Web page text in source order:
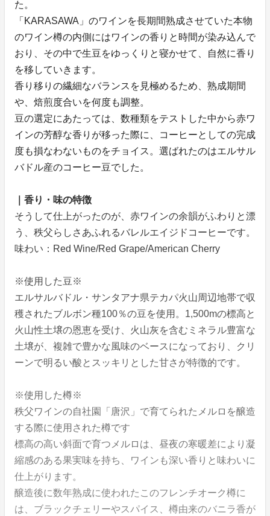
た。
「KARASAWA」のワインを長期間熟成させていた本物
のワイン樽の内側にはワインの香りと時間が染み込んで
おり、その中で生豆をゆっくりと寝かせて、自然に香り
を移していきます。
香り移りの繊細なバランスを見極めるため、熟成期間
や、焙煎度合いを何度も調整。
豆の選定にあたっては、数種類をテストした中から赤ワ
インの芳醇な香りが移った際に、コーヒーとしての完成
度も損なわないものをチョイス。選ばれたのはエルサル
バドル産のコーヒー豆でした。
｜香り・味の特徴
そうして仕上がったのが、赤ワインの余韻がふわりと漂
う、秩父らしさあふれるバレルエイジドコーヒーです。
味わい：Red Wine/Red Grape/American Cherry
※使用した豆※
エルサルバドル・サンタアナ県テカパ火山周辺地帯で収
穫されたブルボン種100％の豆を使用。1,500mの標高と
火山性土壌の恩恵を受け、火山灰を含むミネラル豊富な
土壌が、複雑で豊かな風味のベースになっており、クリ
ーンで明るい酸とスッキリとした甘さが特徴的です。
※使用した樽※
秩父ワインの自社園「唐沢」で育てられたメルロを醸造
する際に使用された樽です
標高の高い斜面で育つメルロは、昼夜の寒暖差により凝
縮感のある果実味を持ち、ワインも深い香りと味わいに
仕上がります。
醸造後に数年熟成に使われたこのフレンチオーク樽に
は、ブラックチェリーやスパイス、樽由来のバニラ香が